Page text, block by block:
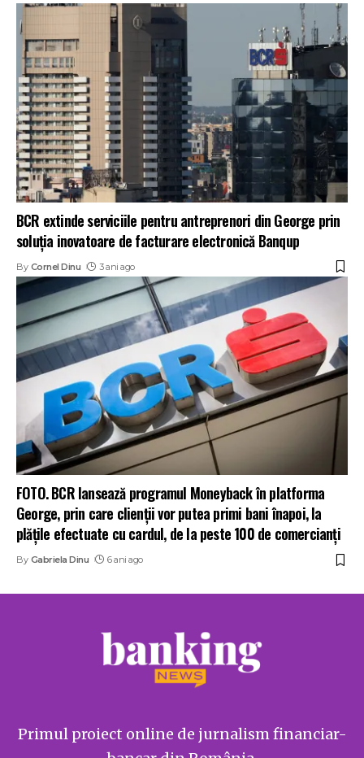
BCR extinde serviciile pentru antreprenori din George prin
soluția inovatoare de facturare electronică Banqup
By Cornel Dinu 3 ani ago
FOTO. BCR lansează programul Moneyback în platforma
George, prin care clienții vor putea primi bani înapoi, la
plățile efectuate cu cardul, de la peste 100 de comercianți
By Gabriela Dinu 6 ani ago
Primul proiect online de jurnalism financiar-